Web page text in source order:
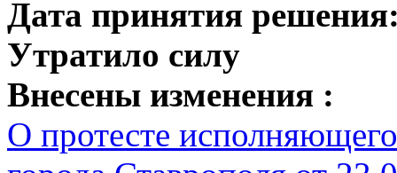
Дата принятия
Утратило силу
Внесены изменения :
О протесте